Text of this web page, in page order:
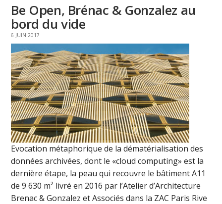
Be Open, Brénac & Gonzalez au
bord du vide
6 JUIN 2017
Evocation métaphorique de la dématérialisation des
données archivées, dont le «cloud computing» est la
dernière étape, la peau qui recouvre le bâtiment A11
de 9 630 m² livré en 2016 par l’Atelier d’Architecture
Brenac & Gonzalez et Associés dans la ZAC Paris Rive